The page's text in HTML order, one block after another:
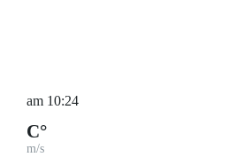
10:24 am
°C
m/s